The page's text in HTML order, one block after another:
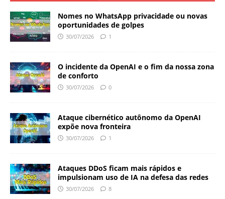
Nomes no WhatsApp privacidade ou novas
oportunidades de golpes
30/07/2026 1
O incidente da OpenAI e o fim da nossa zona
de conforto
30/07/2026 0
Ataque cibernético autônomo da OpenAI
expõe nova fronteira
30/07/2026 1
Ataques DDoS ficam mais rápidos e
impulsionam uso de IA na defesa das redes
30/07/2026 8